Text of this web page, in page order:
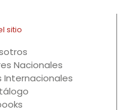
sitio
Nacionales
Internacionales